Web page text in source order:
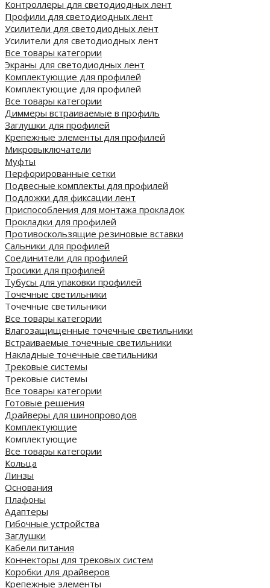
Контроллеры для светодиодных лент
Профили для светодиодных лент
Усилители для светодиодных лент
Усилители для светодиодных лент
Все товары категории
Экраны для светодиодных лент
Комплектующие для профилей
Комплектующие для профилей
Все товары категории
Диммеры встраиваемые в профиль
Заглушки для профилей
Крепежные элементы для профилей
Микровыключатели
Муфты
Перфорированные сетки
Подвесные комплекты для профилей
Подложки для фиксации лент
Приспособления для монтажа прокладок
Прокладки для профилей
Противоскользящие резиновые вставки
Сальники для профилей
Соединители для профилей
Тросики для профилей
Тубусы для упаковки профилей
Точечные светильники
Точечные светильники
Все товары категории
Влагозащищенные точечные светильники
Встраиваемые точечные светильники
Накладные точечные светильники
Трековые системы
Трековые системы
Все товары категории
Готовые решения
Драйверы для шинопроводов
Комплектующие
Комплектующие
Все товары категории
Кольца
Линзы
Основания
Плафоны
Адаптеры
Гибочные устройства
Заглушки
Кабели питания
Коннекторы для трековых систем
Коробки для драйверов
Крепежные элементы